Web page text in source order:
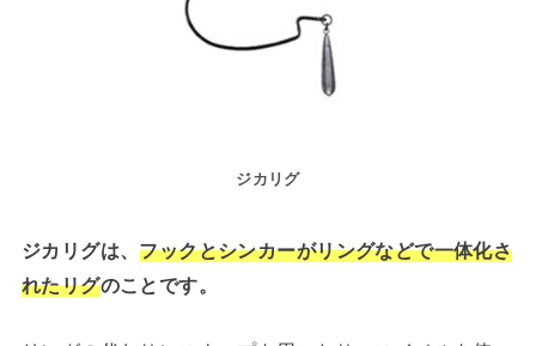
ジカリグ
ジカリグは、 フックとシンカーがリングなどで一体化さ
れたリグのことです。